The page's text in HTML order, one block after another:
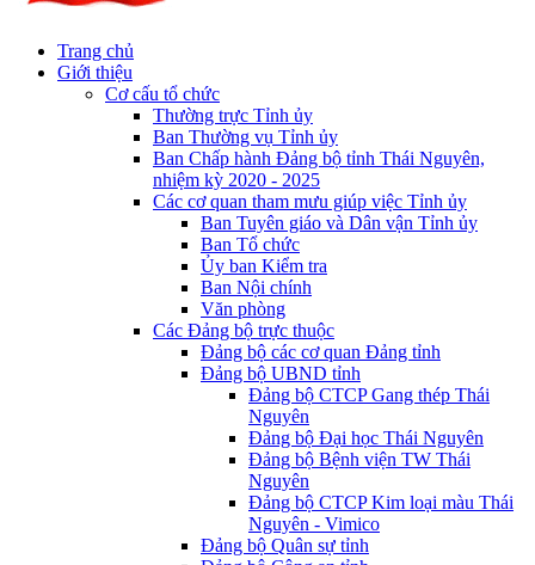
Trang chủ
Giới thiệu
Cơ cấu tổ chức
Thường trực Tỉnh ủy
Ban Thường vụ Tỉnh ủy
Ban Chấp hành Đảng bộ tỉnh Thái Nguyên,
nhiệm kỳ 2020 - 2025
Các cơ quan tham mưu giúp việc Tỉnh ủy
Ban Tuyên giáo và Dân vận Tỉnh ủy
Ban Tổ chức
Ủy ban Kiểm tra
Ban Nội chính
Văn phòng
Các Đảng bộ trực thuộc
Đảng bộ các cơ quan Đảng tỉnh
Đảng bộ UBND tỉnh
Đảng bộ CTCP Gang thép Thái
Nguyên
Đảng bộ Đại học Thái Nguyên
Đảng bộ Bệnh viện TW Thái
Nguyên
Đảng bộ CTCP Kim loại màu Thái
Nguyên - Vimico
Đảng bộ Quân sự tỉnh